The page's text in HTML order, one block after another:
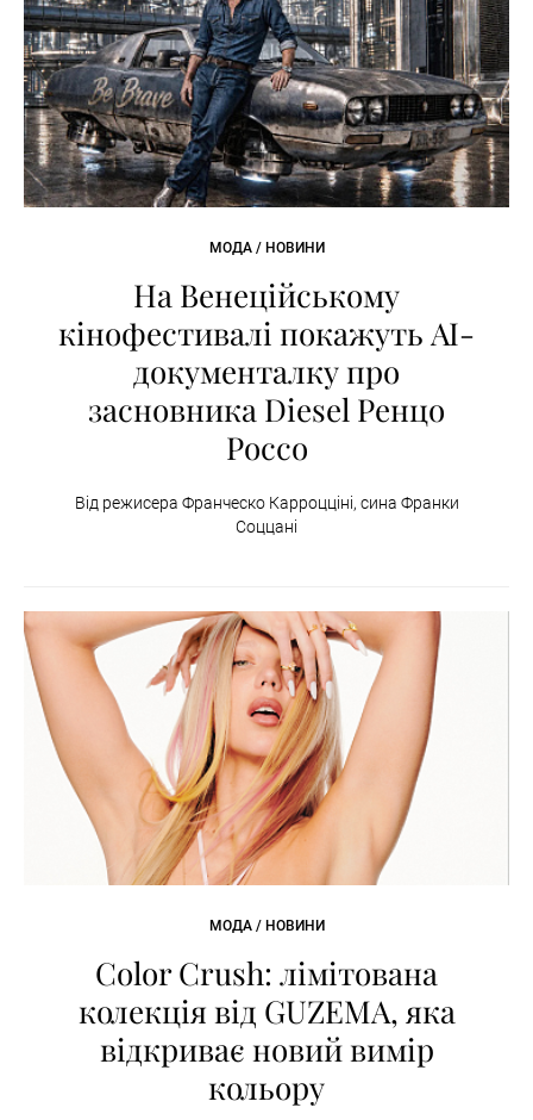
МОДА / НОВИНИ
На Венеційському
кінофестивалі покажуть AI-
документалку про
засновника Diesel Ренцо
Россо
Від режисера Франческо Карроцціні, сина Франки
Соццані
МОДА / НОВИНИ
Color Crush: лімітована
колекція від GUZEMA, яка
відкриває новий вимір
кольору